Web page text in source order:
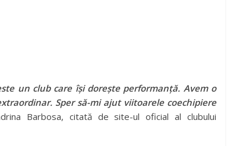
un club care își dorește performanță. Avem o
Sper să-mi ajut viitoarele coechipiere
Barbosa, citată de site-ul oficial al clubului